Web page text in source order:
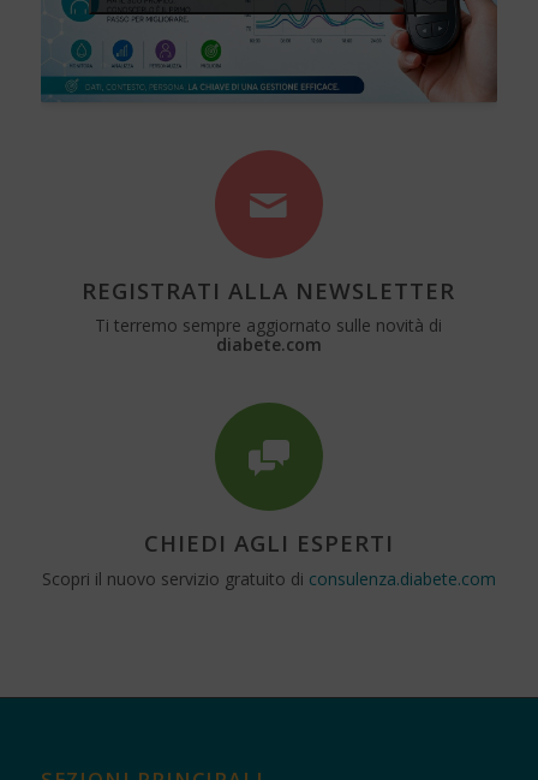
REGISTRATI ALLA NEWSLETTER
Ti terremo sempre aggiornato sulle novità di
diabete.com
CHIEDI AGLI ESPERTI
Scopri il nuovo servizio gratuito di consulenza.diabete.com